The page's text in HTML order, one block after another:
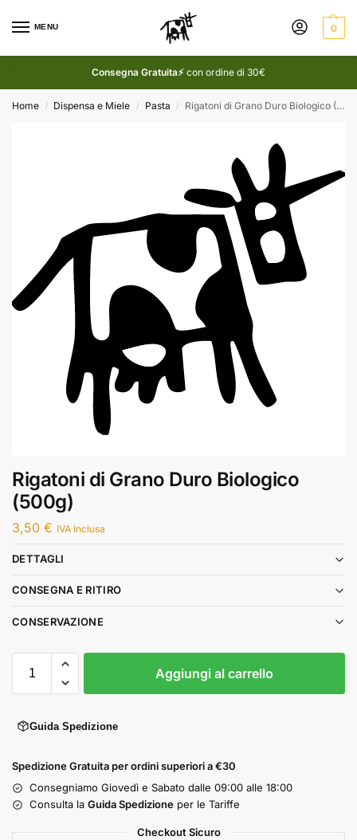
MENU 0
Consegna Gratuita⚡ con ordine di 30€
Home / Dispensa e Miele / Pasta / Rigatoni di Grano Duro Biologico (500g)
Rigatoni di Grano Duro Biologico
(500g)
3,50 € IVA Inclusa
DETTAGLI
CONSEGNA E RITIRO
CONSERVAZIONE
Aggiungi al carrello
Guida Spedizione
Spedizione Gratuita per ordini superiori a €30
Consegniamo Giovedì e Sabato dalle 09:00 alle 18:00
Consulta la Guida Spedizione per le Tariffe
Checkout Sicuro